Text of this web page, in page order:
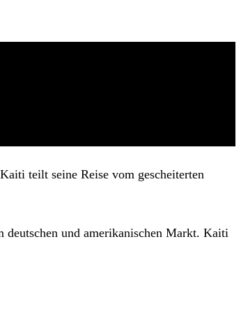
teilt seine Reise vom gescheiterten
deutschen und amerikanischen Markt. Kaiti